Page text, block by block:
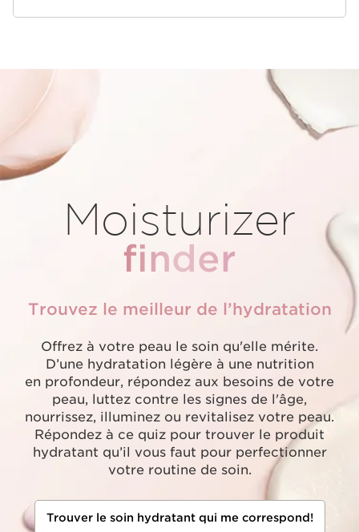
Moisturizer
finder
Trouvez le meilleur de l’hydratation
Offrez à votre peau le soin qu'elle mérite.
D’une hydratation légère à une nutrition
en profondeur, répondez aux besoins de votre
peau, luttez contre les signes de l'âge,
nourrissez, illuminez ou revitalisez votre peau.
Répondez à ce quiz pour trouver le produit
hydratant qu’il vous faut pour perfectionner
votre routine de soin.
Trouver le soin hydratant qui me correspond!